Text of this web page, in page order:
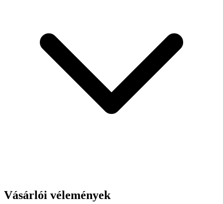
Vásárlói vélemények